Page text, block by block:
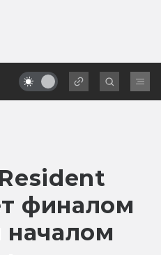
финалом
началом